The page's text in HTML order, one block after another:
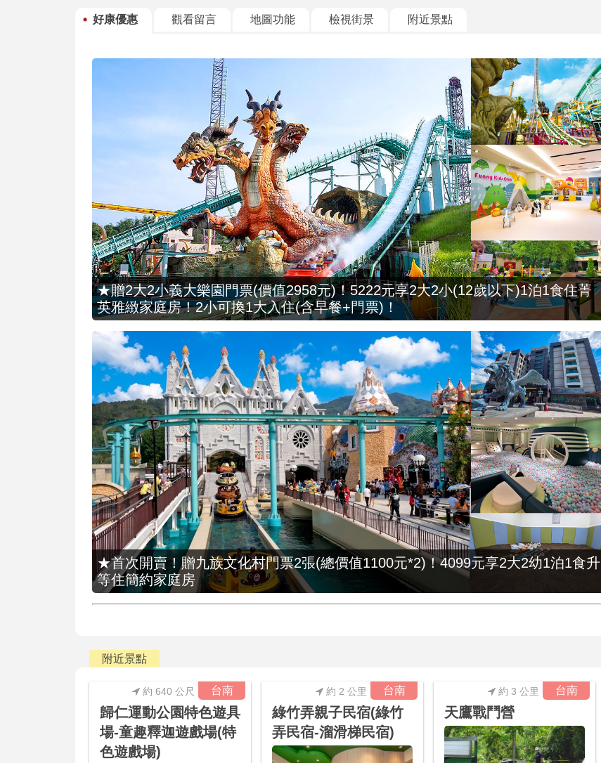
好康優惠 觀看留言 地圖功能 檢視街景 附近景點
★贈2大2小義大樂園門票(價值2958元)！5222元享2大2小(12歲以下)1泊1食住菁
英雅緻家庭房！2小可換1大入住(含早餐+門票)！
★首次開賣！贈九族文化村門票2張(總價值1100元*2)！4099元享2大2幼1泊1食升
等住簡約家庭房
附近景點
台南
約 640 公尺
歸仁運動公園特色遊具
場-童趣釋迦遊戲場(特
色遊戲場)
台南
約 2 公里
綠竹弄親子民宿(綠竹
弄民宿-溜滑梯民宿)
台南
約 3 公里
天鷹戰鬥營